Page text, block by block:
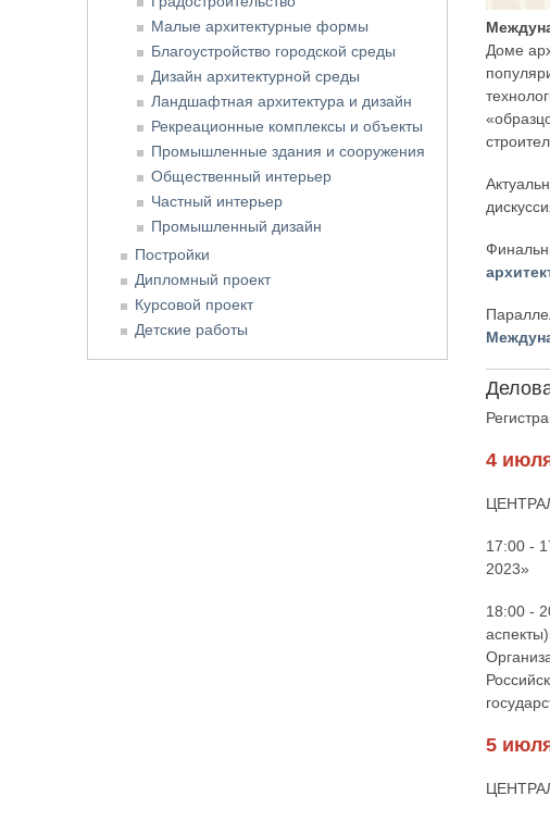
Доме
4
17:00 -
2023»
18:00 -
5
Малые архитектурные формы
Благоустройство городской среды
Дизайн архитектурной среды
Ландшафтная архитектура и дизайн
Рекреационные комплексы и объекты
Промышленные здания и сооружения
Общественный интерьер
Частный интерьер
Промышленный дизайн
Постройки
Дипломный проект
Курсовой проект
Детские работы